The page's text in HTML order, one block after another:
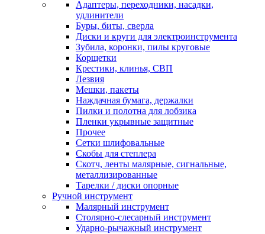
Адаптеры, переходники, насадки,
удлинители
Буры, биты, сверла
Диски и круги для электроинструмента
Зубила, коронки, пилы круговые
Корщетки
Крестики, клинья, СВП
Лезвия
Мешки, пакеты
Наждачная бумага, держалки
Пилки и полотна для лобзика
Пленки укрывные защитные
Прочее
Сетки шлифовальные
Скобы для степлера
Скотч, ленты малярные, сигнальные,
металлизированные
Тарелки / диски опорные
Ручной инструмент
Малярный инструмент
Столярно-слесарный инструмент
Ударно-рычажный инструмент